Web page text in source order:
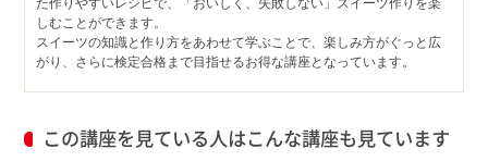
た作りやすいレシピで、「おいしく、失敗しない」スイーツ作りを楽
しむことができます。
スイーツの知識と作り方をあわせて学ぶことで、楽しみ方がぐっと広
がり、さらに検定合格まで目指せるお得な講座となっています。
この講座を見ている人はこんな講座も見ています